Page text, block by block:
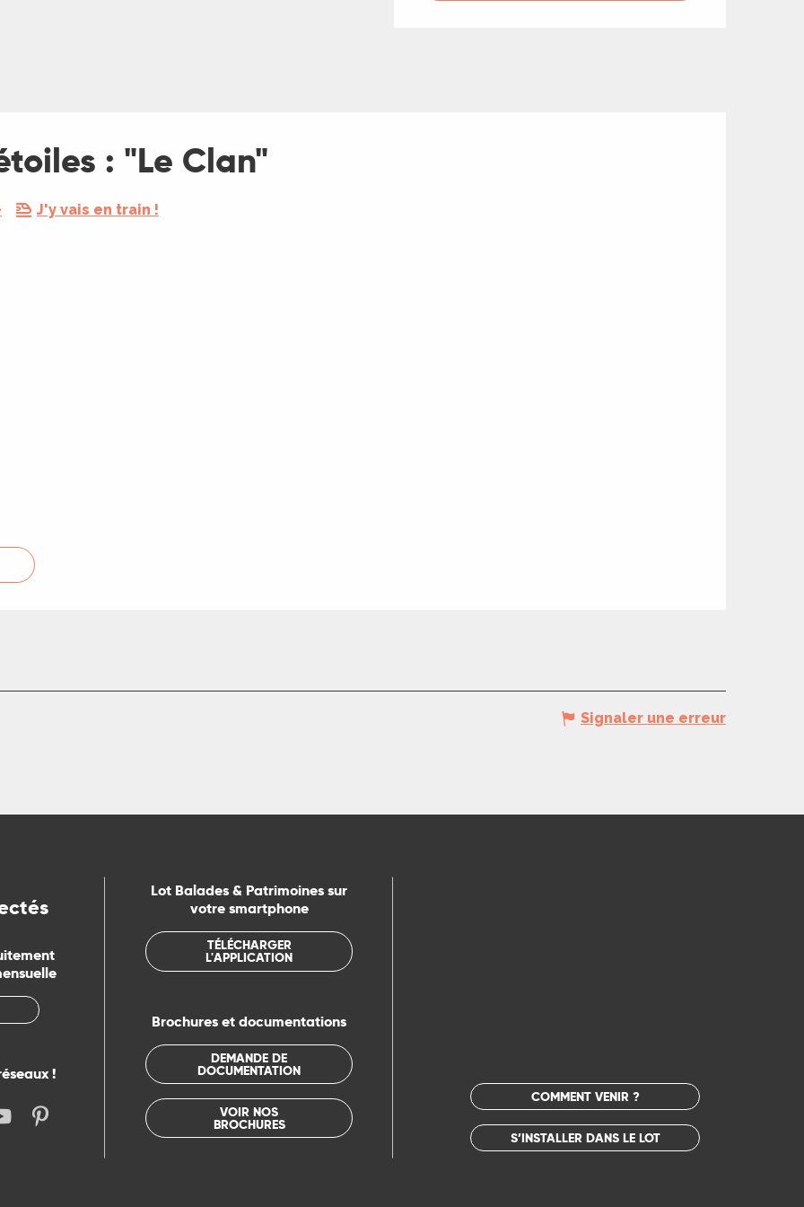
: "Le Clan"
J'y vais en train !
Signaler une erreur
!
Lot Balades & Patrimoines sur
votre smartphone
TÉLÉCHARGER
L'APPLICATION
Brochures et documentations
DEMANDE DE
DOCUMENTATION
VOIR NOS
BROCHURES
COMMENT VENIR ?
S’INSTALLER DANS LE LOT